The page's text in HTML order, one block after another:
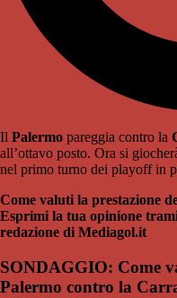
Il Palermo pareggia contro la
all’ottavo posto. Ora si
nel primo turno dei playoff in
Come valuti la prestazione
Esprimi la tua opinione
redazione di Mediagol.it
SONDAGGIO: Come
Palermo contro la